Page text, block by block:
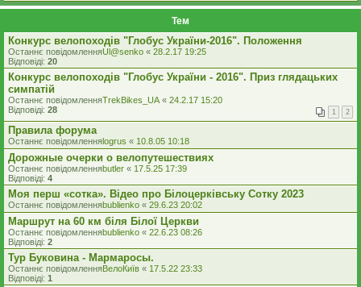
Тем
Конкурс велопоходів "Глобус України-2016". Положення
Останнє повідомленняUl@senko « 28.2.17 19:25
Відповіді: 20
Конкурс велопоходів "Глобус України - 2016". Приз глядацьких
симпатій
Останнє повідомленняTrekBikes_UA « 24.2.17 15:20
Відповіді: 28 1 2
Правила форума
Останнє повідомленняlogrus « 10.8.05 10:18
Дорожные очерки о велопутешествиях
Останнє повідомленняbutler « 17.5.25 17:39
Відповіді: 4
Моя перш «сотка». Відео про Білоцерківську Сотку 2023
Останнє повідомленняbublienko « 29.6.23 20:02
Маршрут на 60 км біля Білої Церкви
Останнє повідомленняbublienko « 22.6.23 08:26
Відповіді: 2
Тур Буковина - Мармаросы.
Останнє повідомленняВелоКиїв « 17.5.22 23:33
Відповіді: 1